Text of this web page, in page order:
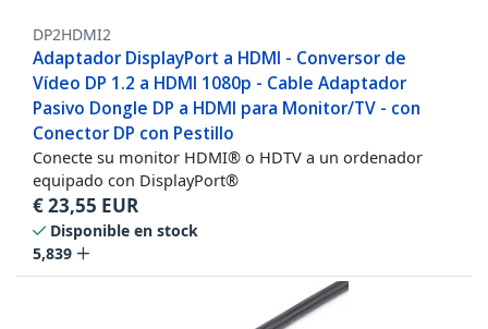
DP2HDMI2
Adaptador DisplayPort a HDMI - Conversor de
Vídeo DP 1.2 a HDMI 1080p - Cable Adaptador
Pasivo Dongle DP a HDMI para Monitor/TV - con
Conector DP con Pestillo
Conecte su monitor HDMI® o HDTV a un ordenador
equipado con DisplayPort®
€23,55 EUR
Disponible en stock
5,839